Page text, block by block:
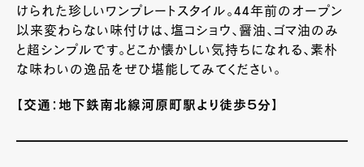
けられた珍しいワンプレートスタイル。44年前のオープン
以来変わらない味付けは、塩コショウ、醤油、ゴマ油のみ
と超シンプルです。どこか懐かしい気持ちになれる、素朴
な味わいの逸品をぜひ堪能してみてください。
【交通：地下鉄南北線河原町駅より徒歩５分】